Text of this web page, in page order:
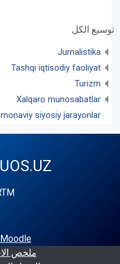
توسيع الكل
Jurnalistika
Tashqi iqtisodiy faoliyat
Turizm
Xalqaro munosabatlar
siyosiy jarayonlar
Moodle
ملخص